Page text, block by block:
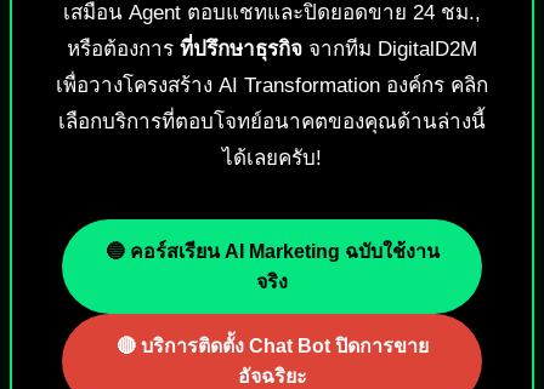
เสมือน Agent ตอบแชทและปิดยอดขาย 24 ชม.,
หรือต้องการ ที่ปรึกษาธุรกิจ จากทีม DigitalD2M
เพื่อวางโครงสร้าง AI Transformation องค์กร คลิก
เลือกบริการที่ตอบโจทย์อนาคตของคุณด้านล่างนี้
ได้เลยครับ!
🔵 คอร์สเรียน AI Marketing ฉบับใช้งาน
จริง
🔴 บริการติดตั้ง Chat Bot ปิดการขาย
อัจฉริยะ